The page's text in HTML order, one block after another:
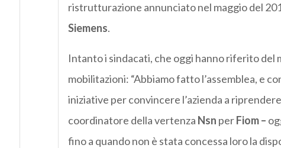
ristrutturazione annunciato nel maggio del
Siemens.
Intanto i sindacati, che oggi hanno riferito del
mobilitazioni: “Abbiamo fatto l’assemblea, e
iniziative per convincere l’azienda a
coordinatore della vertenza Nsn perFiom–
fino a quando non è stata concessa loro la